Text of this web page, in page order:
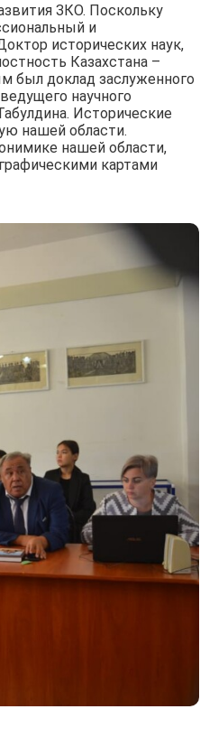
ЗКО. Поскольку
и
исторических наук,
Казахстана –
был доклад заслуженного
научного
Исторические
нашей области.
нашей области,
картами